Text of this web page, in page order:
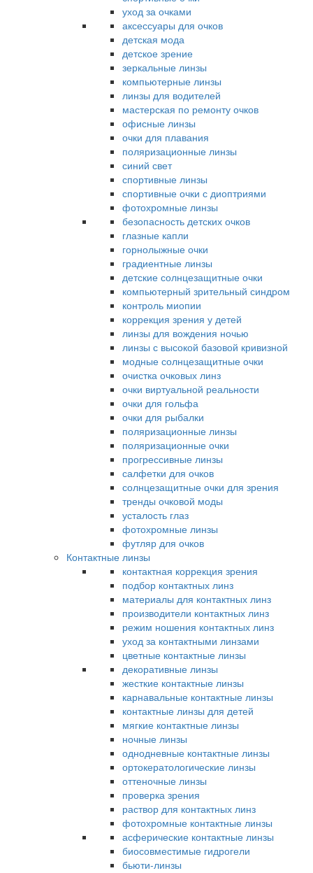
уход за очками
аксессуары для очков
детская мода
детское зрение
зеркальные линзы
компьютерные линзы
линзы для водителей
мастерская по ремонту очков
офисные линзы
очки для плавания
поляризационные линзы
синий свет
спортивные линзы
спортивные очки с диоптриями
фотохромные линзы
безопасность детских очков
глазные капли
горнолыжные очки
градиентные линзы
детские солнцезащитные очки
компьютерный зрительный синдром
контроль миопии
коррекция зрения у детей
линзы для вождения ночью
линзы с высокой базовой кривизной
модные солнцезащитные очки
очистка очковых линз
очки виртуальной реальности
очки для гольфа
очки для рыбалки
поляризационные линзы
поляризационные очки
прогрессивные линзы
салфетки для очков
солнцезащитные очки для зрения
тренды очковой моды
усталость глаз
фотохромные линзы
футляр для очков
Контактные линзы
контактная коррекция зрения
подбор контактных линз
материалы для контактных линз
производители контактных линз
режим ношения контактных линз
уход за контактными линзами
цветные контактные линзы
декоративные линзы
жесткие контактные линзы
карнавальные контактные линзы
контактные линзы для детей
мягкие контактные линзы
ночные линзы
однодневные контактные линзы
ортокератологические линзы
оттеночные линзы
проверка зрения
раствор для контактных линз
фотохромные контактные линзы
асферические контактные линзы
биосовместимые гидрогели
бьюти-линзы